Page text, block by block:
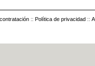
:: Política de privacidad ::